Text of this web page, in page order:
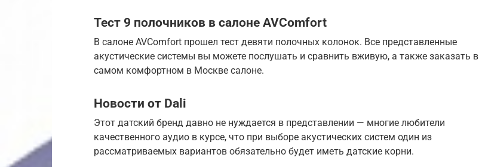
Тест 9 полочников в салоне AVComfort
В салоне AVComfort прошел тест девяти полочных колонок. Все представленные
акустические системы вы можете послушать и сравнить вживую, а также заказать в
самом комфортном в Москве салоне.
Новости от Dali
Этот датский бренд давно не нуждается в представлении — многие любители
качественного аудио в курсе, что при выборе акустических систем один из
рассматриваемых вариантов обязательно будет иметь датские корни.